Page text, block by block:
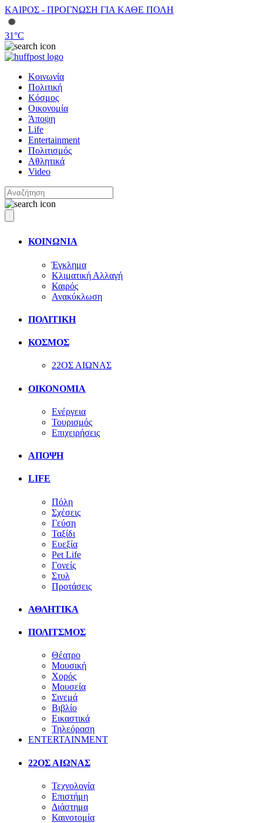
ΚΑΙΡΟΣ - ΠΡΟΓΝΩΣΗ ΓΙΑ ΚΑΘΕ ΠΟΛΗ
31°C
Κοινωνία
Πολιτική
Κόσμος
Οικονομία
Άποψη
Life
Entertainment
Πολιτισμός
Αθλητικά
Video
ΚΟΙΝΩΝΙΑ
Έγκλημα
Κλιματική Αλλαγή
Καιρός
Ανακύκλωση
ΠΟΛΙΤΙΚΗ
ΚΟΣΜΟΣ
22ΟΣ ΑΙΩΝΑΣ
ΟΙΚΟΝΟΜΙΑ
Ενέργεια
Τουρισμός
Επιχειρήσεις
ΑΠΟΨΗ
LIFE
Πόλη
Σχέσεις
Γεύση
Ταξίδι
Ευεξία
Pet Life
Γονείς
Στυλ
Προτάσεις
ΑΘΛΗΤΙΚΑ
ΠΟΛΙΤΣΜΟΣ
Θέατρο
Μουσική
Χορός
Μουσεία
Σινεμά
Βιβλίο
Εικαστικά
Τηλεόραση
ENTERTAINMENT
22ΟΣ ΑΙΩΝΑΣ
Τεχνολογία
Επιστήμη
Διάστημα
Καινοτομία